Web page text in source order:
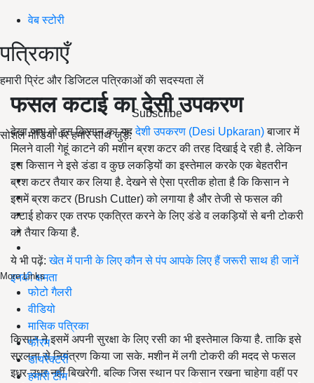
वेब स्टोरी
पत्रिकाएँ
हमारी प्रिंट और डिजिटल पत्रिकाओं की सदस्यता लें
Subscribe
सोशल मीडिया पर हमारे साथ जुड़ें:
More Links
फोटो गैलरी
वीडियो
मासिक पत्रिका
फोरम
डायरेक्टरी
हमारी टीम
फसल कटाई का देसी उपकरण
देखा जाए तो इस किसान का यहदेशी उपकरण (Desi Upkaran) बाजार में
मिलने वाली गेहूं काटने की मशीन ब्रश कटर की तरह दिखाई दे रही है. लेकिन
इस किसान ने इसे डंडा व कुछ लकड़ियों का इस्तेमाल करके एक बेहतरीन
ब्रश कटर तैयार कर लिया है. देखने से ऐसा प्रतीक होता है कि किसान ने
इसमें ब्रश कटर (Brush Cutter)को लगाया है और तेजी से फसल की
कटाई होकर एक तरफ एकत्रित करने के लिए डंडे व लकड़ियों से बनी टोकरी
को तैयार किया है.
ये भी पढ़ें:खेत में पानी के लिए कौन से पंप आपके लिए हैं जरूरी साथ ही जानें
इनकी क्षमता
किसान ने इसमें अपनी सुरक्षा के लिए रसी का भी इस्तेमाल किया है. ताकि इसे
सरलता से नियंत्रण किया जा सके. मशीन में लगी टोकरी की मदद से फसल
इधर-उधर नहीं बिखरेगी. बल्कि जिस स्थान पर किसान रखना चाहेगा वहीं पर